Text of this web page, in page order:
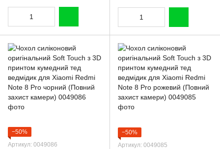
−50%
Артикул: 0049086
−50%
Артикул: 0049085